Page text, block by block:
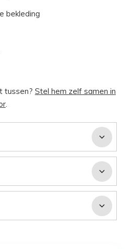
bekleding
tussen? Stel hem zelf samen in